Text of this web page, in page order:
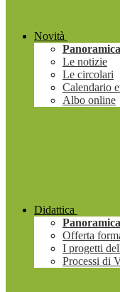
Novità
Panoramica
Le notizie
Le circolari
Calendario
Albo online
Didattica
Panoramica
Offerta
I progetti
Processi di